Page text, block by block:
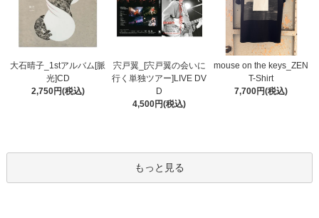
大石晴子_1stアルバム[脈
光]CD
2,750円(税込)
宍戸翼_[宍戸翼の会いに
行く単独ツアー]LIVE DV
D
4,500円(税込)
mouse on the keys_ZEN
T-Shirt
7,700円(税込)
もっと見る